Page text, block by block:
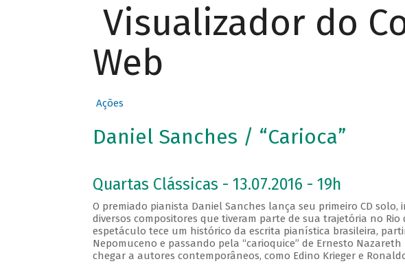
Visualizador do
Web
Ações
Daniel Sanches / “Carioca”
Quartas Clássicas - 13.07.2016 - 19h
O premiado pianista Daniel Sanches lança seu primeiro CD
diversos compositores que tiveram parte de sua trajetória no Rio
espetáculo tece um histórico da escrita pianística brasileira,
Nepomuceno e passando pela “carioquice” de Ernesto
chegar a autores contemporâneos, como Edino Krieger e